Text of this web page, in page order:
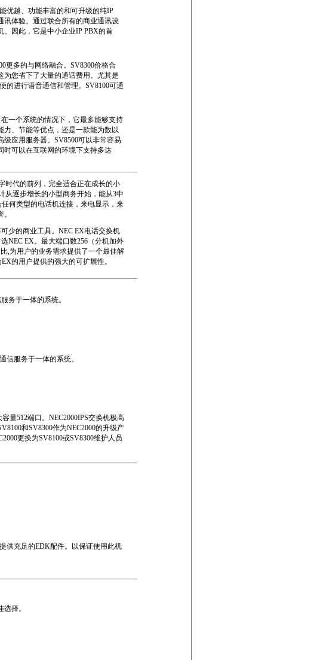
优越、功能丰富的和可升级的纯IP
讯体验。通过联合所有的商业通讯设
。因此，它是中小企业IP PBX的首
更多的与网络融合。SV8300价格合
您省下了大量的通话费用。尤其是
的进行语音通信和管理。SV8100可通
一个系统的情况下，它最多能够支持
力、节能等优点，还是一款能为数以
应用服务器。SV8500可以非常容易
时可以在互联网的环境下支持多达
时代的前列，完全适合正在成长的小
从逐步增长的小型商务开始，能从3中
何类型的电话机连接，来电显示，来
少的商业工具。NEC EX电话交换机
NEC EX。最大端口数256（分机加外
,为用户的业务需求提供了一个最佳解
的用户提供的强大的可扩展性。
务于一体的系统。
信服务于一体的系统。
量512端口。NEC2000IPS交换机极高
和SV8300作为NEC2000的升级产
更换为SV8100或SV8300维护人员
供充足的EDK配件。以保证使用此机
择。